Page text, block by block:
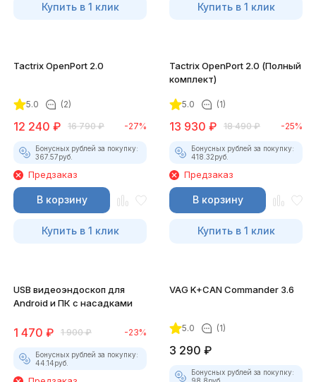
Купить в 1 клик Купить в 1 клик
Tactrix OpenPort 2.0
5.0 (2)
12 240 ₽ 16 790 ₽ -27%
Бонусных рублей за покупку:
367.57руб.
Предзаказ
В корзину
Купить в 1 клик
Tactrix OpenPort 2.0 (Полный
комплект)
5.0 (1)
13 930 ₽ 18 490 ₽ -25%
Бонусных рублей за покупку:
418.32руб.
Предзаказ
В корзину
Купить в 1 клик
USB видеоэндоскоп для
Android и ПК с насадками
1 470 ₽ 1 900 ₽ -23%
Бонусных рублей за покупку:
44.14руб.
VAG K+CAN Commander 3.6
5.0 (1)
3 290 ₽
Бонусных рублей за покупку: